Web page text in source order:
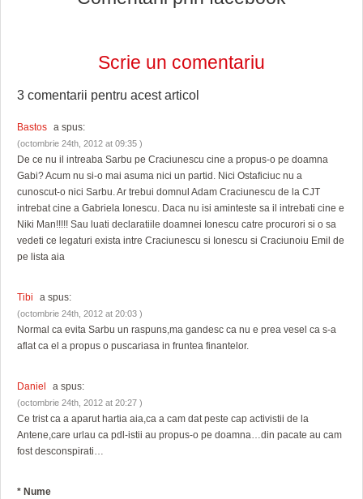
Scrie un comentariu
3 comentarii pentru acest articol
Bastos a spus:
(octombrie 24th, 2012 at 09:35 )
De ce nu il intreaba Sarbu pe Craciunescu cine a propus-o pe doamna
Gabi? Acum nu si-o mai asuma nici un partid. Nici Ostaficiuc nu a
cunoscut-o nici Sarbu. Ar trebui domnul Adam Craciunescu de la CJT
intrebat cine a Gabriela Ionescu. Daca nu isi aminteste sa il intrebati cine e
Niki Man!!!!! Sau luati declaratiile doamnei Ionescu catre procurori si o sa
vedeti ce legaturi exista intre Craciunescu si Ionescu si Craciunoiu Emil de
pe lista aia
Tibi a spus:
(octombrie 24th, 2012 at 20:03 )
Normal ca evita Sarbu un raspuns,ma gandesc ca nu e prea vesel ca s-a
aflat ca el a propus o puscariasa in fruntea finantelor.
Daniel a spus:
(octombrie 24th, 2012 at 20:27 )
Ce trist ca a aparut hartia aia,ca a cam dat peste cap activistii de la
Antene,care urlau ca pdl-istii au propus-o pe doamna…din pacate au cam
fost desconspirati…
* Nume